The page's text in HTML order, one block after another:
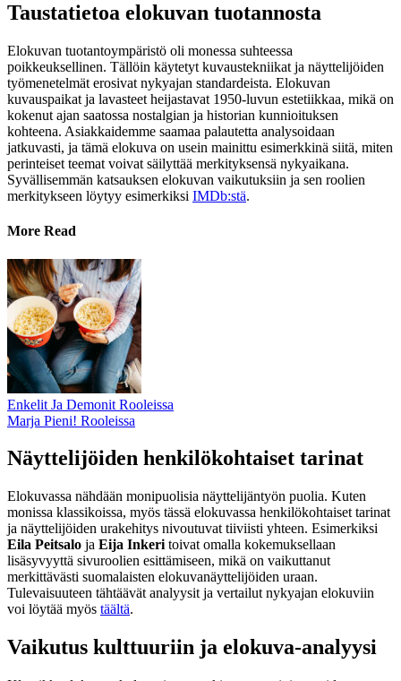
Taustatietoa elokuvan tuotannosta
Elokuvan tuotantoympäristö oli monessa suhteessa
poikkeuksellinen. Tällöin käytetyt kuvaustekniikat ja näyttelijöiden
työmenetelmät erosivat nykyajan standardeista. Elokuvan
kuvauspaikat ja lavasteet heijastavat 1950-luvun estetiikkaa, mikä on
kokenut ajan saatossa nostalgian ja historian kunnioituksen
kohteena. Asiakkaidemme saamaa palautetta analysoidaan
jatkuvasti, ja tämä elokuva on usein mainittu esimerkkinä siitä, miten
perinteiset teemat voivat säilyttää merkityksensä nykyaikana.
Syvällisemmän katsauksen elokuvan vaikutuksiin ja sen roolien
merkitykseen löytyy esimerkiksi IMDb:stä.
More Read
Enkelit Ja Demonit Rooleissa
Marja Pieni! Rooleissa
Näyttelijöiden henkilökohtaiset tarinat
Elokuvassa nähdään monipuolisia näyttelijäntyön puolia. Kuten
monissa klassikoissa, myös tässä elokuvassa henkilökohtaiset tarinat
ja näyttelijöiden urakehitys nivoutuvat tiiviisti yhteen. Esimerkiksi
Eila Peitsalo ja Eija Inkeri toivat omalla kokemuksellaan
lisäsyvyyttä sivuroolien esittämiseen, mikä on vaikuttanut
merkittävästi suomalaisten elokuvanäyttelijöiden uraan.
Tulevaisuuteen tähtäävät analyysit ja vertailut nykyajan elokuviin
voi löytää myös täältä.
Vaikutus kulttuuriin ja elokuva-analyysi